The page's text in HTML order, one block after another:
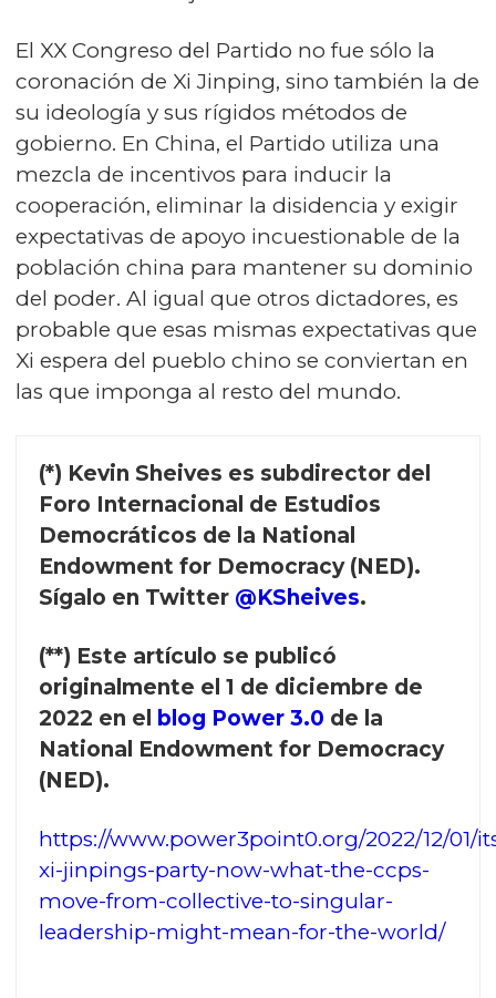
El XX Congreso del Partido no fue sólo la
coronación de Xi Jinping, sino también la de
su ideología y sus rígidos métodos de
gobierno. En China, el Partido utiliza una
mezcla de incentivos para inducir la
cooperación, eliminar la disidencia y exigir
expectativas de apoyo incuestionable de la
población china para mantener su dominio
del poder. Al igual que otros dictadores, es
probable que esas mismas expectativas que
Xi espera del pueblo chino se conviertan en
las que imponga al resto del mundo.
(*) Kevin Sheives es subdirector del
Foro Internacional de Estudios
Democráticos de la National
Endowment for Democracy (NED).
Sígalo en Twitter @KSheives.
(**) Este artículo se publicó
originalmente el 1 de diciembre de
2022 en el
blog Power 3.0 de la
National Endowment for Democracy
(NED).
https://www.power3point0.org/2022/12/01/
xi-jinpings-party-now-what-the-ccps-
move-from-collective-to-singular-
leadership-might-mean-for-the-world/